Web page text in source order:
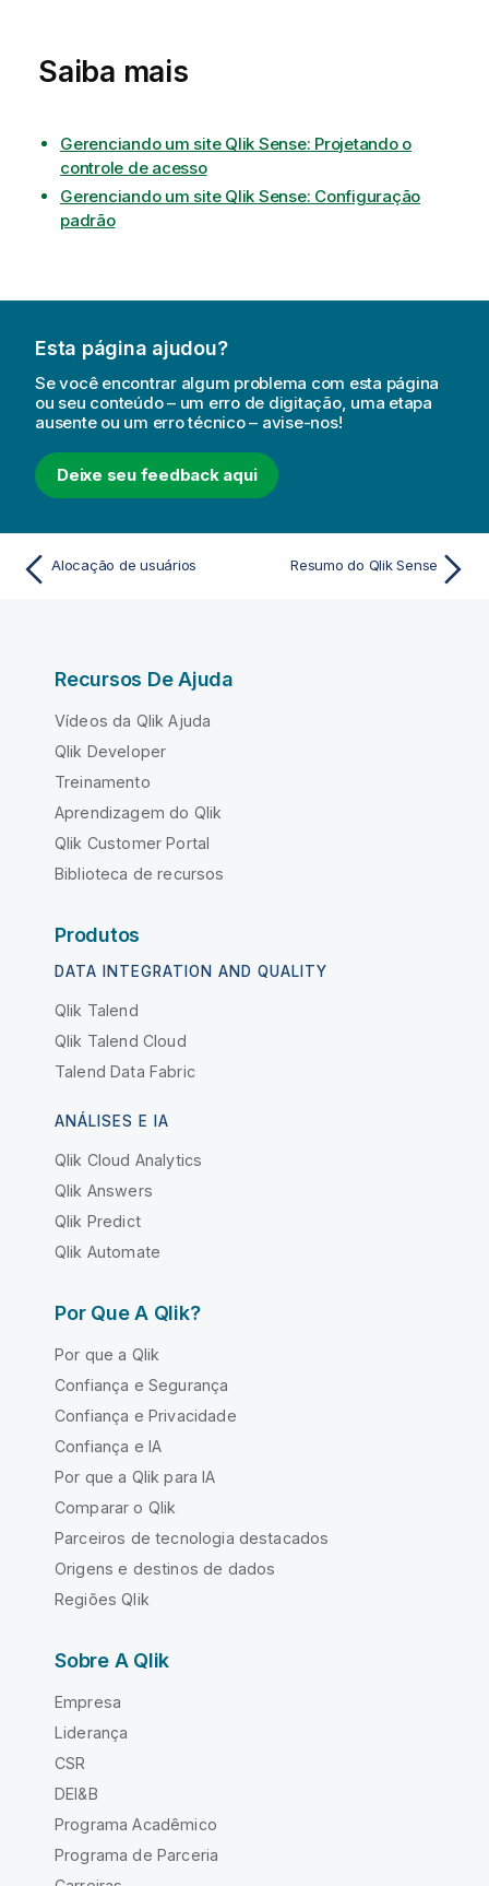
Saiba mais
Gerenciando um site Qlik Sense: Projetando o
controle de acesso
Gerenciando um site Qlik Sense: Configuração
padrão
Esta página ajudou?
Se você encontrar algum problema com esta página
ou seu conteúdo – um erro de digitação, uma etapa
ausente ou um erro técnico – avise-nos!
Deixe seu feedback aqui
Alocação de usuários Resumo do Qlik Sense
Recursos De Ajuda
Vídeos da Qlik Ajuda
Qlik Developer
Treinamento
Aprendizagem do Qlik
Qlik Customer Portal
Biblioteca de recursos
Produtos
DATA INTEGRATION AND QUALITY
Qlik Talend
Qlik Talend Cloud
Talend Data Fabric
ANÁLISES E IA
Qlik Cloud Analytics
Qlik Answers
Qlik Predict
Qlik Automate
Por Que A Qlik?
Por que a Qlik
Confiança e Segurança
Confiança e Privacidade
Confiança e IA
Por que a Qlik para IA
Comparar o Qlik
Parceiros de tecnologia destacados
Origens e destinos de dados
Regiões Qlik
Sobre A Qlik
Empresa
Liderança
CSR
DEI&B
Programa Acadêmico
Programa de Parceria